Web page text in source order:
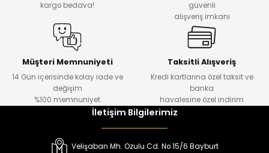
Urban Kız Çocuk Süveterli Tunik Gömlek Navi Kız Çocuk Kot Pantolon
₺ 650
Melra Kız Çocuk Kot Pantolon
%15
Tivon Kız Çocuk 3’lü Takım
kargo bedava!
güvenli
alışveriş imkanı
Müşteri Memnuniyeti
14 Gün içerisinde kolay iade ve
değişim
%100 memnuniyet
Taksitli Alışveriş
Kredi kartlarına özel taksit ve
banka
havalesine özel indirim
İletişim Bilgilerimiz
Velişaban Mh. Ozulu Cd. No 15/6 Bayburt